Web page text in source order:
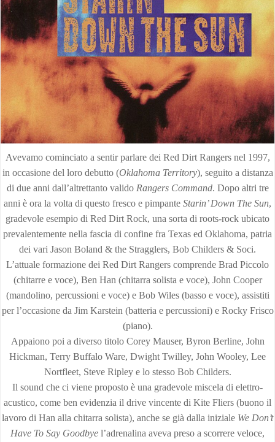
Avevamo cominciato a sentir parlare dei Red Dirt Rangers nel 1997,
in occasione del loro debutto (Oklahoma Territory), seguito a distanza
di due anni dall’altrettanto valido Rangers Command. Dopo altri tre
anni è ora la volta di questo fresco e pimpante Starin’ Down The Sun,
gradevole esempio di Red Dirt Rock, una sorta di roots-rock ubicato
prevalentemente nella fascia di confine fra Texas ed Oklahoma, patria
dei vari Jason Boland & the Stragglers, Bob Childers & Soci.
L’attuale formazione dei Red Dirt Rangers comprende Brad Piccolo
(chitarre e voce), Ben Han (chitarra solista e voce), John Cooper
(mandolino, percussioni e voce) e Bob Wiles (basso e voce), assistiti
per l’occasione da Jim Karstein (batteria e percussioni) e Rocky Frisco
(piano).
Appaiono poi a diverso titolo Corey Mauser, Byron Berline, John
Hickman, Terry Buffalo Ware, Dwight Twilley, John Wooley, Lee
Nortfleet, Steve Ripley e lo stesso Bob Childers.
Il sound che ci viene proposto è una gradevole miscela di elettro-
acustico, come ben evidenzia il drive vincente di Kite Fliers (buono il
lavoro di Han alla chitarra solista), anche se già dalla iniziale We Don’t
Have To Say Goodbye l’adrenalina aveva preso a scorrere veloce,